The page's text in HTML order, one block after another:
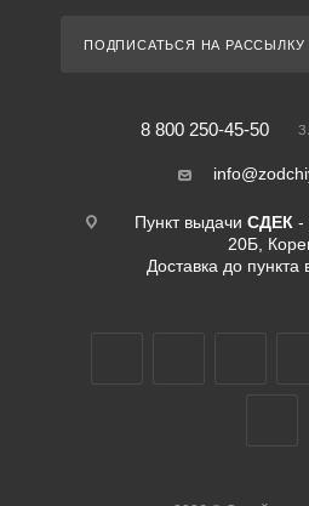
ПОДПИСАТЬСЯ НА РАССЫЛКУ
8 800 250-45-50
Пункт выдачи СДЕК -
20Б,
Доставка до